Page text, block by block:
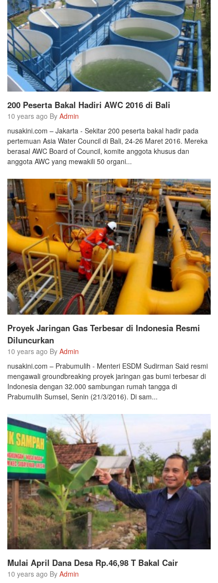
200 Peserta Bakal Hadiri AWC 2016 di Bali
10 years ago By Admin
nusakini.com – Jakarta - Sekitar 200 peserta bakal hadir pada
pertemuan Asia Water Council di Bali, 24-26 Maret 2016. Mereka
berasal AWC Board of Council, komite anggota khusus dan
anggota AWC yang mewakili 50 organi...
Proyek Jaringan Gas Terbesar di Indonesia Resmi
Diluncurkan
10 years ago By Admin
nusakini.com – Prabumulih - Menteri ESDM Sudirman Said resmi
mengawali groundbreaking proyek jaringan gas bumi terbesar di
Indonesia dengan 32.000 sambungan rumah tangga di
Prabumulih Sumsel, Senin (21/3/2016). Di sam...
Mulai April Dana Desa Rp.46,98 T Bakal Cair
10 years ago By Admin